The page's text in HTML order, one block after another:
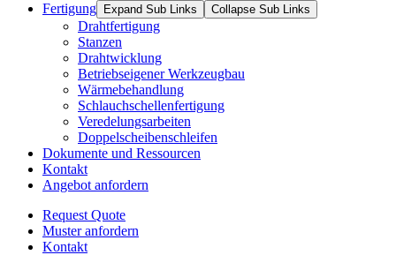
Fertigung
Expand Sub Links Collapse Sub Links
Drahtfertigung
Stanzen
Drahtwicklung
Betriebseigener Werkzeugbau
Wärmebehandlung
Schlauchschellenfertigung
Veredelungsarbeiten
Doppelscheibenschleifen
Dokumente und Ressourcen
Kontakt
Angebot anfordern
Request Quote
Muster anfordern
Kontakt